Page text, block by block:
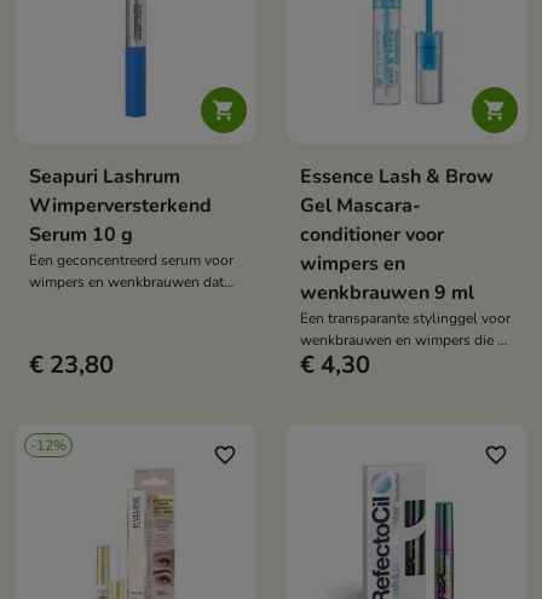

Seapuri Lashrum
Wimperversterkend
Serum 10 g
Een geconcentreerd serum voor
wimpers en wenkbrauwen dat
en panthenol ondersteunt de
€ 23,80

Essence Lash & Brow
Gel Mascara-
conditioner voor
wimpers en
wenkbrauwen 9 ml
Een transparante stylinggel voor
wenkbrauwen en wimpers die de
haartjes vormgeeft en op hun
applicatie.
€ 4,30
-12% favorite_border favorite_border